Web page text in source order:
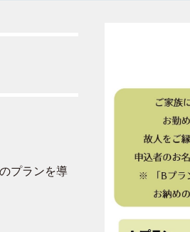
プランを導